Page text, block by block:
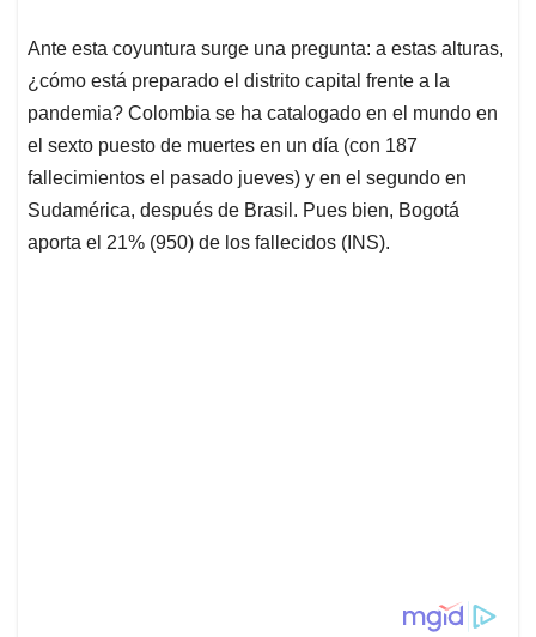
Ante esta coyuntura surge una pregunta: a estas alturas,
¿cómo está preparado el distrito capital frente a la
pandemia? Colombia se ha catalogado en el mundo en
el sexto puesto de muertes en un día (con 187
fallecimientos el pasado jueves) y en el segundo en
Sudamérica, después de Brasil. Pues bien, Bogotá
aporta el 21% (950) de los fallecidos (INS).